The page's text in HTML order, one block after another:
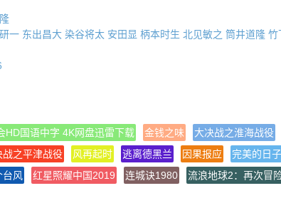
一 东出昌大 染谷将太 安田显 柄本时生 北见敏之 筒井道隆 竹
movie.jp
本
19(日本)
HD国语中字 4K网盘迅雷下载
金钱之味 大决战之淮海战役
战之平津战役 风再起时 逃离德黑兰 因果报应 完美的日子
风 红星照耀中国2019 连城诀1980
流浪地球2：再次冒